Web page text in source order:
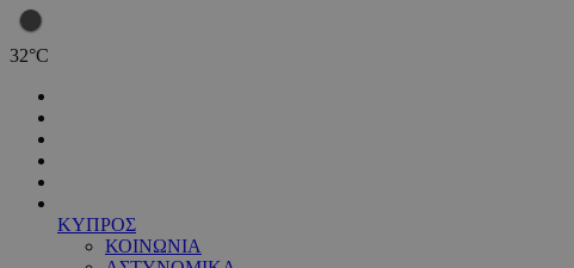
32°C
ΚΥΠΡΟΣ
ΚΟΙΝΩΝΙΑ